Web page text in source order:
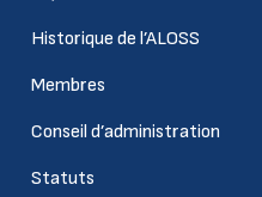
Historique de l’ALOSS
Membres
Conseil d’administration
Statuts